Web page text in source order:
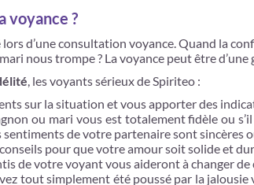
voyance ?
d’une consultation voyance. Quand la
nous trompe ? La voyance peut être d’une
, les voyants sérieux de Spiriteo :
sur la situation et vous apporter des
ou mari vous est totalement fidèle ou
de votre partenaire sont sincères
pour que votre amour soit solide et
de votre voyant vous aideront à changer
tout simplement été poussé par la